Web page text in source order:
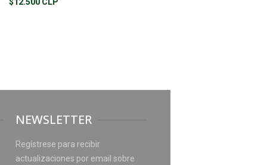
NEWSLETTER
Regístrese para recibir
actualizaciones por email sobre